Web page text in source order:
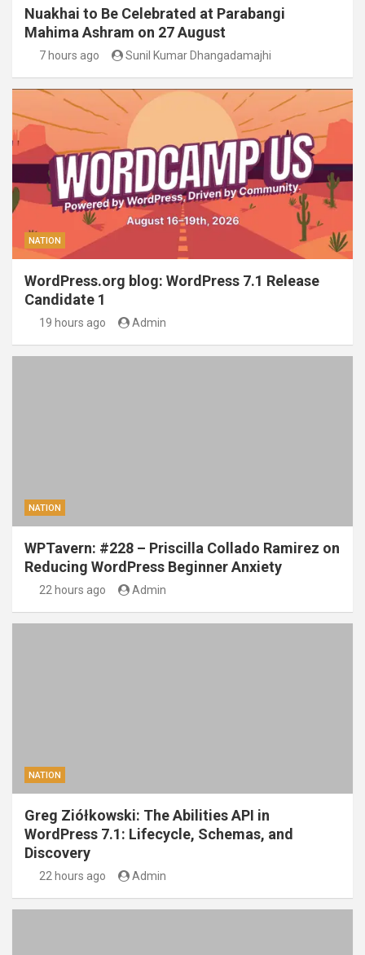
Nuakhai to Be Celebrated at Parabangi
Mahima Ashram on 27 August
7 hours ago Sunil Kumar Dhangadamajhi
NATION
WordPress.org blog: WordPress 7.1 Release
Candidate 1
19 hours ago Admin
NATION
WPTavern: #228 – Priscilla Collado Ramirez on
Reducing WordPress Beginner Anxiety
22 hours ago Admin
NATION
Greg Ziółkowski: The Abilities API in
WordPress 7.1: Lifecycle, Schemas, and
Discovery
22 hours ago Admin